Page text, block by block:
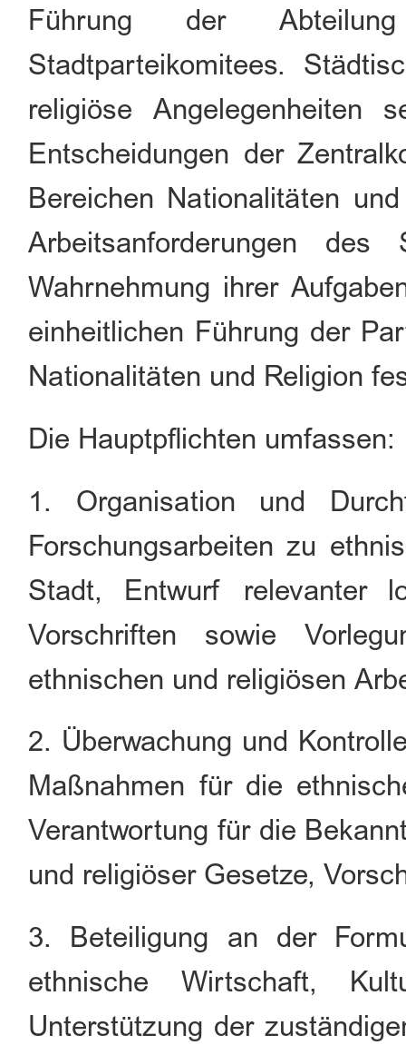
Führung der
Stadtparteikomitees.
religiöse Angelegenheiten
Entscheidungen der
Bereichen Nationalitäten
Arbeitsanforderungen
Wahrnehmung ihrer
einheitlichen Führung der
Nationalitäten und Religion
Die Hauptpflichten umfassen:
1. Organisation und
Forschungsarbeiten zu
Stadt, Entwurf relevanter
Vorschriften sowie
ethnischen und religiösen
2. Überwachung und
Maßnahmen für die
Verantwortung für die
und religiöser Gesetze,
3. Beteiligung an der
ethnische Wirtschaft,
Unterstützung der